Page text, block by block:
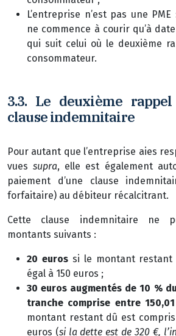
L’entreprise n’est pas une
ne commence à courir qu’à
qui suit celui où le deuxième
consommateur.
3.3. Le deuxième
clause indemnitaire
Pour autant que l’entreprise aies
vuessupra, elle est également
paiement d’une clause
forfaitaire) au débiteur récalcitrant.
Cette clause indemnitaire ne
montants suivants :
20 eurossi le montant restant
égal à 150 euros ;
30 euros augmentés de 10 %
tranche comprise entre
montant restant dû est compris
euros (si la dette est de 320 €,